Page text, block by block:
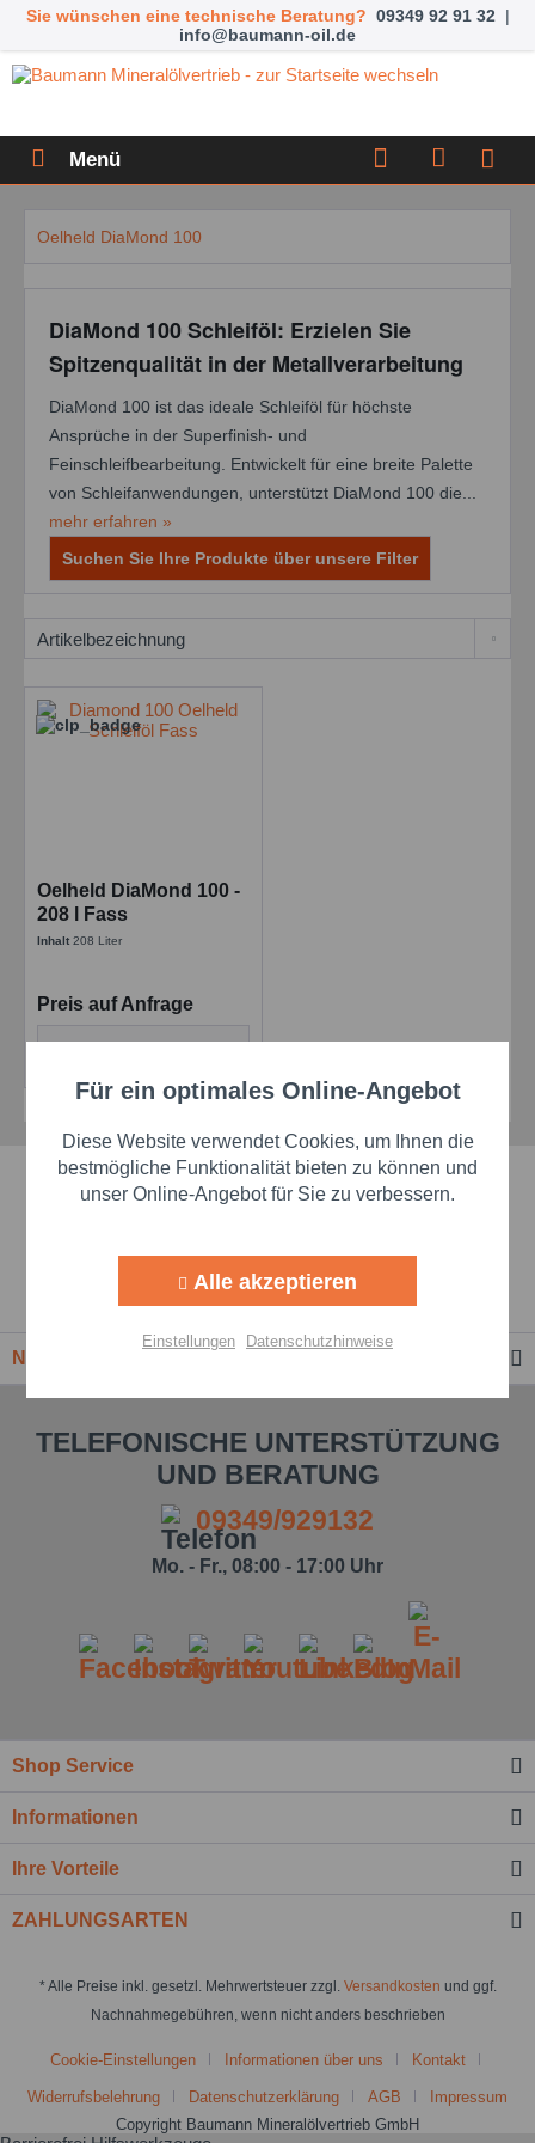
Sie wünschen eine technische Beratung? 09349 92 91 32 |
info@baumann-oil.de
Menü
Oelheld DiaMond 100
DiaMond 100 Schleiföl: Erzielen Sie
Spitzenqualität in der Metallverarbeitung
DiaMond 100 ist das ideale Schleiföl für höchste
Ansprüche in der Superfinish- und
Feinschleifbearbeitung. Entwickelt für eine breite Palette
von Schleifanwendungen, unterstützt DiaMond 100 die...
mehr erfahren »
Suchen Sie Ihre Produkte über unsere Filter
Oelheld DiaMond 100 -
208 l Fass
Superfinishoil
Inhalt208 Liter
Preis auf Anfrage
Schnelle Lieferzeiten
Premium-Händler
Newsletter
TELEFONISCHE UNTERSTÜTZUNG
UND BERATUNG
09349/929132
Mo. - Fr., 08:00 - 17:00 Uhr
Shop Service
Informationen
Ihre Vorteile
ZAHLUNGSARTEN
* Alle Preise inkl. gesetzl. Mehrwertsteuer zzgl. Versandkosten und ggf.
Nachnahmegebühren, wenn nicht anders beschrieben
Cookie-Einstellungen Informationen über uns Kontakt
Widerrufsbelehrung Datenschutzerklärung AGB
Impressum
Copyright Baumann Mineralölvertrieb GmbH
Funktionale Aktiv
Marketing Aktiv
Personalisierung Aktiv
Für ein optimales Online-Angebot
Diese Website verwendet Cookies, um Ihnen die
bestmögliche Funktionalität bieten zu können und
unser Online-Angebot für Sie zu verbessern.
Alle akzeptieren
Einstellungen Datenschutzhinweise